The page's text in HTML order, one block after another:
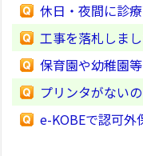
休日・夜間に診
工事を落札しま
保育園や幼稚園
プリンタがない
e-KOBEで認可